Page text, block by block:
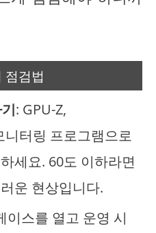
점검법
: GPU-Z,
터링 프로그램으로
세요. 60도 이하라면
운 현상입니다.
이스를 열고 운영 시